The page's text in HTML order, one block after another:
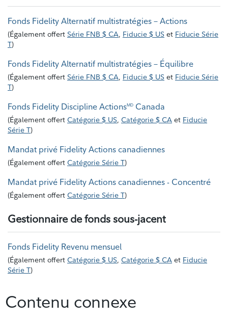
Fonds Fidelity Alternatif multistratégies – Actions
(Également offert Série FNB $ CA, Fiducie $ US et Fiducie Série
T)
Fonds Fidelity Alternatif multistratégies – Équilibre
(Également offert Série FNB $ CA, Fiducie $ US et Fiducie Série
T)
Fonds Fidelity Discipline ActionsMD Canada
(Également offert Catégorie $ US, Catégorie $ CA et Fiducie
Série T)
Mandat privé Fidelity Actions canadiennes
(Également offert Catégorie Série T)
Mandat privé Fidelity Actions canadiennes - Concentré
(Également offert Catégorie Série T)
Gestionnaire de fonds sous-jacent
Fonds Fidelity Revenu mensuel
(Également offert Catégorie $ US, Catégorie $ CA et Fiducie
Série T)
Contenu connexe